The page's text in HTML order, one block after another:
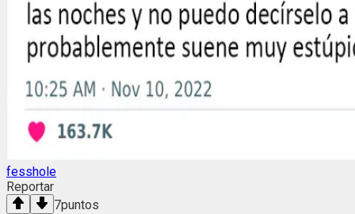
fesshole
Reportar
7puntos